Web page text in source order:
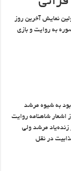
نمایش آخرین روز
به روایت و بازی
بود به شیوه مرشد
اشعار شاهنامه روایت
مرشد ولی
در نقل